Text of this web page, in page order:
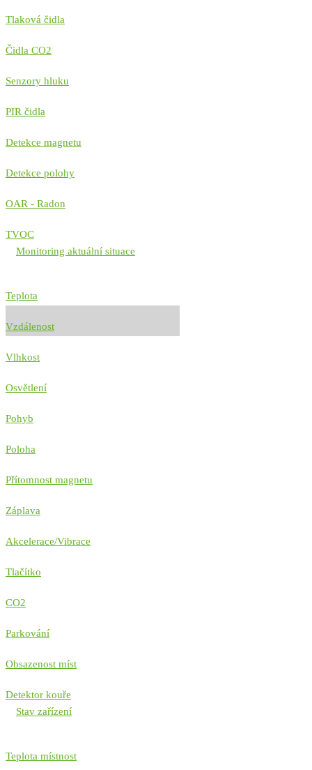
Tlaková čidla
Čidla CO2
Senzory hluku
PIR čidla
Detekce magnetu
Detekce polohy
OAR - Radon
TVOC
Monitoring aktuální situace
Teplota
Vzdálenost
Vlhkost
Osvětlení
Pohyb
Poloha
Přítomnost magnetu
Záplava
Akcelerace/Vibrace
Tlačítko
CO2
Parkování
Obsazenost míst
Detektor kouře
Stav zařízení
Teplota místnost